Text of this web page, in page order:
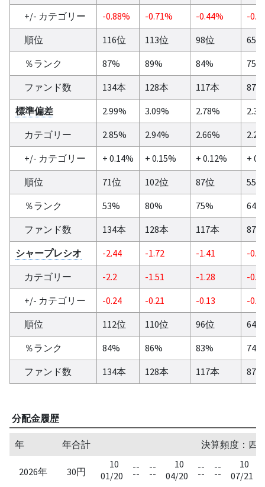
+/- カテゴリー
-0.88% -0.71% -0.44%
-
順位
116位 113位 98位
65位
％ランク
87% 89% 84%
75%
ファンド数
134本 128本 117本
87本
標準偏差
2.99% 3.09% 2.78%
カテゴリー
2.85% 2.94% 2.66%
+/- カテゴリー
+ 0.14% + 0.15% + 0.12%
+
順位
71位 102位 87位
55位
％ランク
53% 80% 75%
64%
ファンド数
134本 128本 117本
87本
シャープレシオ
-2.44 -1.72 -1.41
-
カテゴリー
-2.2 -1.51 -1.28
-
+/- カテゴリー
-0.24 -0.21 -0.13
-0.1
順位
112位 110位 96位
64位
％ランク
84% 86% 83%
74%
ファンド数
134本 128本 117本 87本
分配金履歴
年 年合計 決算頻度：四
2026年 30円
10
01/20
--
--
--
--
10
04/20
--
--
--
--
10
07/21